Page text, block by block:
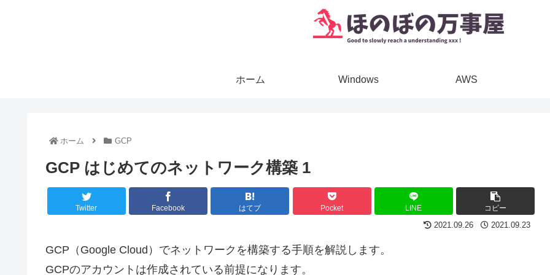
ホーム Windows AWS
ホーム GCP
GCP はじめてのネットワーク構築 1
Twitter Facebook はてブ Pocket LINE コピー
2021.09.26 2021.09.23
GCP（Google Cloud）でネットワークを構築する手順を解説します。
GCPのアカウントは作成されている前提になります。